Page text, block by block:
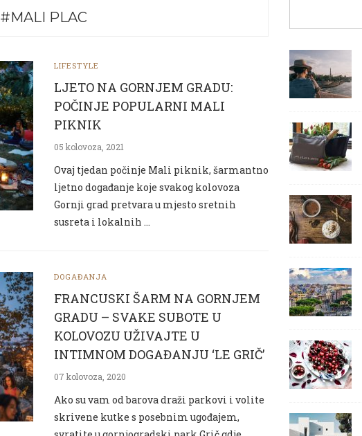
#MALI PLAC
LIFESTYLE
LJETO NA GORNJEM GRADU:
POČINJE POPULARNI MALI
PIKNIK
05 kolovoza, 2021
Ovaj tjedan počinje Mali piknik, šarmantno
ljetno događanje koje svakog kolovoza
Gornji grad pretvara u mjesto sretnih
susreta i lokalnih …
DOGAĐANJA
FRANCUSKI ŠARM NA GORNJEM
GRADU – SVAKE SUBOTE U
KOLOVOZU UŽIVAJTE U
INTIMNOM DOGAĐANJU ‘LE GRIČ’
07 kolovoza, 2020
Ako su vam od barova draži parkovi i volite
skrivene kutke s posebnim ugođajem,